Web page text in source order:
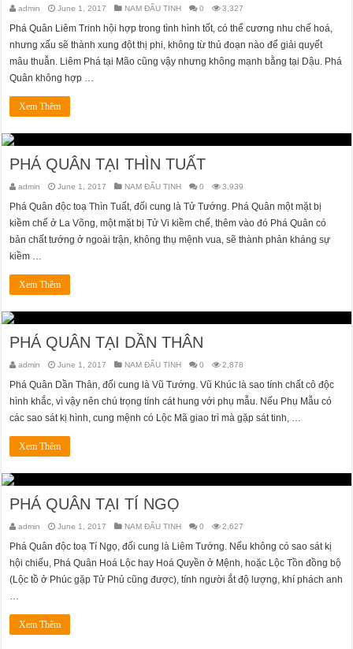
admin June 1, 2017 NAM ĐẨU TINH 0 3,327
Phá Quân Liêm Trinh hội hợp trong tình hình tốt, có thể cương nhu chế hoá,
nhưng xấu sẽ thành xung đột thị phi, không từ thủ đoạn nào để giải quyết
mâu thuẫn. Liêm Phá tại Mão cũng vậy nhưng không mạnh bằng tại Dậu. Phá
Quân không hợp …
Xem Thêm
PHÁ QUÂN TẠI THÌN TUẤT
admin June 1, 2017 NAM ĐẨU TINH 0 3,939
Phá Quân độc toạ Thìn Tuất, đối cung là Tử Tướng. Phá Quân một mặt bị
kiềm chế ở La Võng, một mặt bị Tử Vi kiềm chế, thêm vào đó Phá Quân có
bản chất tướng ở ngoài trận, không thụ mệnh vua, sẽ thành phản kháng sự
kiềm …
Xem Thêm
PHÁ QUÂN TẠI DẦN THÂN
admin June 1, 2017 NAM ĐẨU TINH 0 2,878
Phá Quân Dần Thân, đối cung là Vũ Tướng. Vũ Khúc là sao tính chất cô độc
hình khắc, vì vậy nên chú trọng tính cát hung với phụ mẫu. Nếu Phụ Mẫu có
các sao sát kị hình, cung mệnh có Lộc Mã giao trì mà gặp sát tinh, …
Xem Thêm
PHÁ QUÂN TẠI TÍ NGỌ
admin June 1, 2017 NAM ĐẨU TINH 0 2,627
Phá Quân độc toạ Tí Ngọ, đối cung là Liêm Tướng. Nếu không có sao sát kị
hội chiếu, Phá Quân Hoá Lộc hay Hoá Quyền ở Mệnh, hoặc Lộc Tồn đồng bộ
(Lộc tồ ở Phúc gặp Tử Phủ cũng được), tính người ắt độ lượng, khí phách anh
Xem Thêm